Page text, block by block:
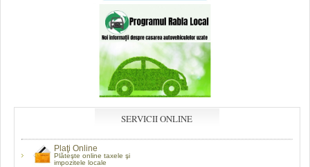
SERVICII ONLINE
Plaţi Online
Plăteşte online taxele şi
impozitele locale